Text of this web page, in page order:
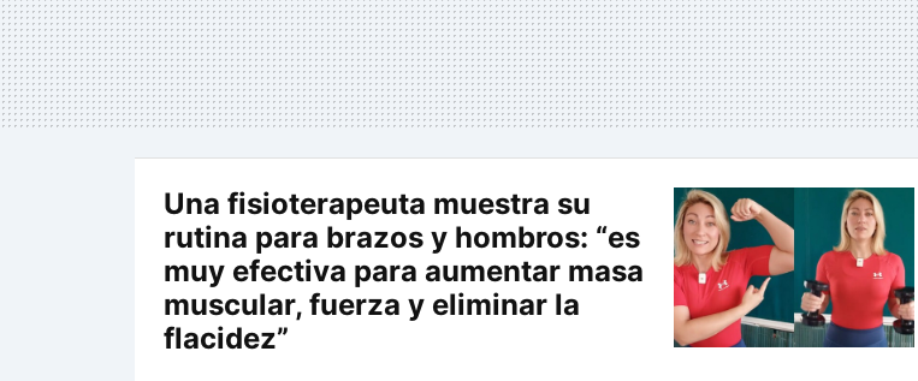
Una fisioterapeuta muestra su
rutina para brazos y hombros: “es
muy efectiva para aumentar masa
muscular, fuerza y eliminar la
flacidez”